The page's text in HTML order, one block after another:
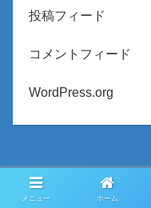
投稿フィード
コメントフィード
WordPress.org
メニュー ホーム